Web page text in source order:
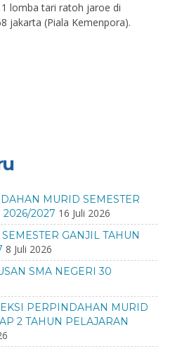
lomba tari ratoh jaroe di
jakarta (Piala Kemenpora).
MURID SEMESTER
2026/2027 16 Juli 2026
GANJIL TAHUN
8 Juli 2026
SMA NEGERI 30
PERPINDAHAN MURID
2 TAHUN PELAJARAN